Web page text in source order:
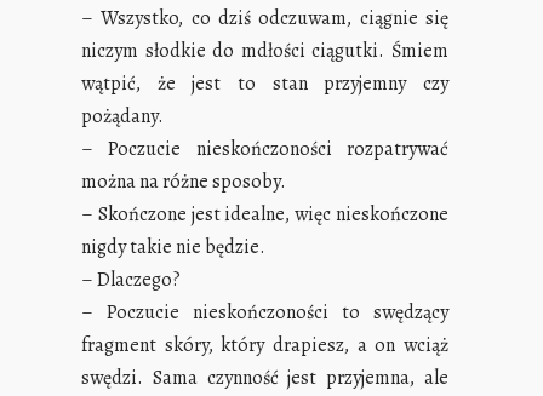
– Wszystko, co dziś odczuwam, ciągnie się
niczym słodkie do mdłości ciągutki. Śmiem
wątpić, że jest to stan przyjemny czy
pożądany.
– Poczucie nieskończoności rozpatrywać
można na różne sposoby.
– Skończone jest idealne, więc nieskończone
nigdy takie nie będzie.
– Dlaczego?
– Poczucie nieskończoności to swędzący
fragment skóry, który drapiesz, a on wciąż
swędzi. Sama czynność jest przyjemna, ale